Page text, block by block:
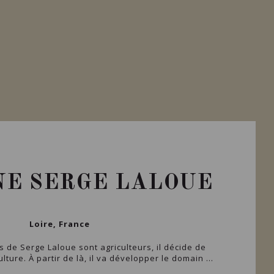
SERGE LALOUE
Loire, France
de Serge Laloue sont agriculteurs, il décide de
À partir de là, il va développer le domain ...